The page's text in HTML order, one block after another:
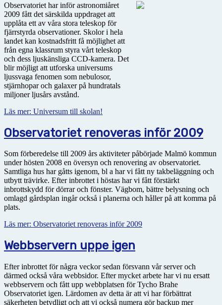
Observatoriet har inför astronomiåret
2009 fått det särskilda uppdraget att
upplåta ett av våra stora teleskop för
fjärrstyrda observationer. Skolor i hela
landet kan kostnadsfritt få möjlighet att
från egna klassrum styra vårt teleskop
och dess ljuskänsliga CCD-kamera. Det
blir möjligt att utforska universums
ljussvaga fenomen som nebulosor,
stjärnhopar och galaxer på hundratals
miljoner ljusårs avstånd.
Läs mer: Universum till skolan!
Observatoriet renoveras inför 2009
Som förberedelse till 2009 års aktiviteter påbörjade Malmö kommun
under hösten 2008 en översyn och renovering av observatoriet.
Samtliga hus har gåtts igenom, bl a har vi fått ny takbeläggning och
utbytt trävirke. Efter inbrottet i höstas har vi fått förstärkt
inbrottskydd för dörrar och fönster. Vägbom, bättre belysning och
omlagd gårdsplan ingår också i planerna och håller på att komma på
plats.
Läs mer: Observatoriet renoveras inför 2009
Webbservern uppe igen
Efter inbrottet för några veckor sedan försvann vår server och
därmed också våra webbsidor. Efter mycket arbete har vi nu ersatt
webbservern och fått upp webbplatsen för Tycho Brahe
Observatoriet igen. Lärdomen av detta är att vi har förbättrat
säkerheten betydligt och att vi också numera gör backup mer